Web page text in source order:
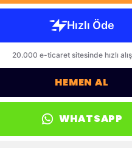
HEMEN AL
WHATSAPP